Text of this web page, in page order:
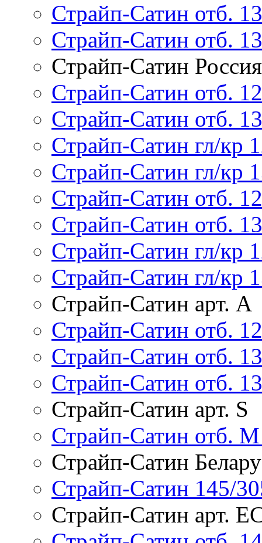
Страйп-Сатин отб.
Страйп-Сатин отб.
Страйп-Сатин Россия
Страйп-Сатин отб.
Страйп-Сатин отб.
Страйп-Сатин гл/кр
Страйп-Сатин гл/кр
Страйп-Сатин отб.
Страйп-Сатин отб.
Страйп-Сатин гл/кр
Страйп-Сатин гл/кр
Страйп-Сатин арт. А
Страйп-Сатин отб.
Страйп-Сатин отб.
Страйп-Сатин отб.
Страйп-Сатин арт. S
Страйп-Сатин отб.
Страйп-Сатин
Страйп-Сатин 145/
Страйп-Сатин арт.